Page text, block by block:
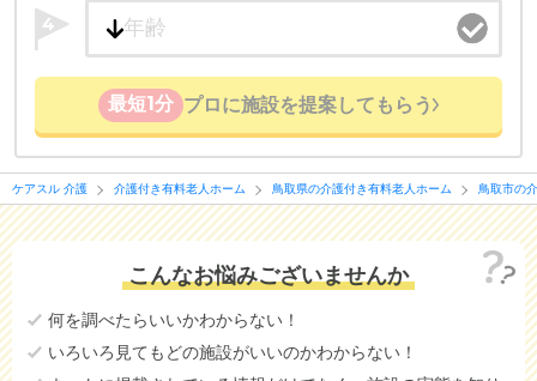
4
最短1分 プロに施設を提案してもらう
ケアスル 介護 介護付き有料老人ホーム 鳥取県の介護付き有料老人ホーム 鳥取市の
こんなお悩みございませんか
何を調べたらいいかわからない！
いろいろ見てもどの施設がいいのかわからない！